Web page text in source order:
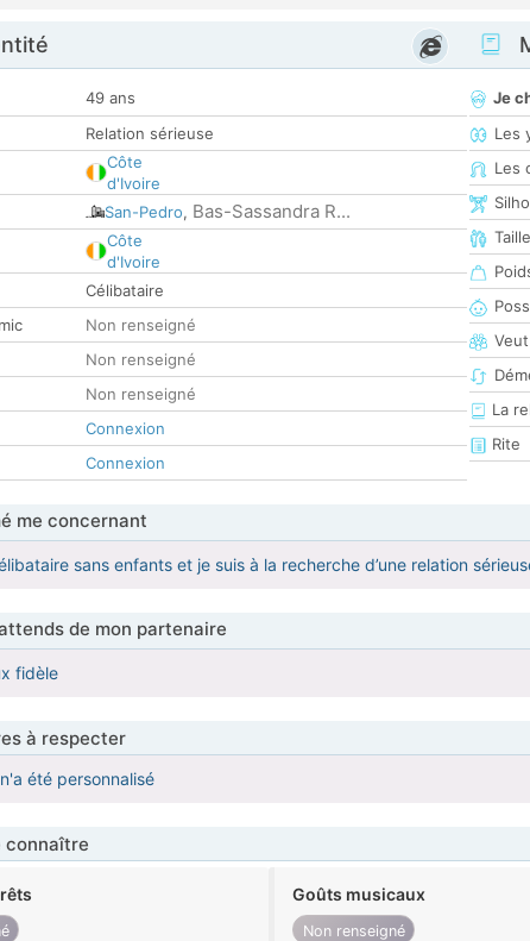
49 ans
Relation sérieuse
Côte
d'Ivoire
San-Pedro, Bas-Sassandra R...
Côte
d'Ivoire
Célibataire
Non renseigné
Non renseigné
Non renseigné
Connexion
Connexion
Je
Les
Les
Taille
La
Rite
me concernant
sans enfants et je suis à la recherche d’une relation
de mon partenaire
fidèle
à respecter
été personnalisé
connaître
Goûts musicaux
Non renseigné